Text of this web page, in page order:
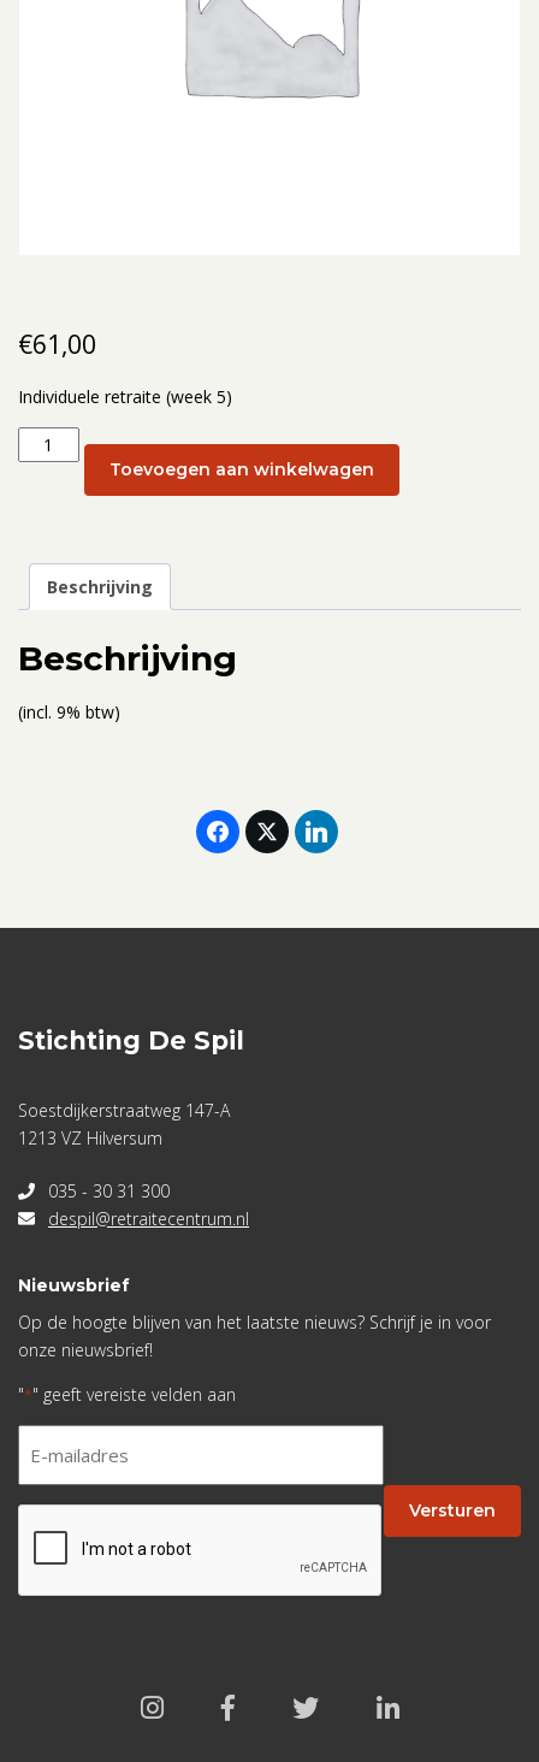
€61,00
Individuele retraite (week 5)
Individuele
retraite
februari
aantal
Toevoegen aan winkelwagen
Beschrijving
Beschrijving
(incl. 9% btw)
Stichting De Spil
Soestdijkerstraatweg 147-A
1213 VZ Hilversum
035 - 30 31 300
despil@retraitecentrum.nl
Nieuwsbrief
Op de hoogte blijven van het laatste nieuws? Schrijf je in voor
onze nieuwsbrief!
"*" geeft vereiste velden aan
* Versturen